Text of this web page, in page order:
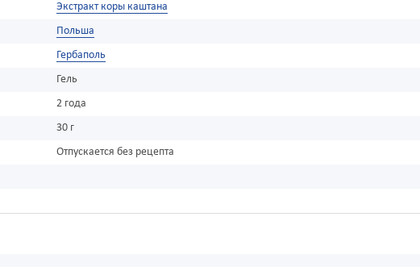
Экстракт коры каштана
Польша
Гербаполь
Гель
2 года
30 г
Отпускается без рецепта